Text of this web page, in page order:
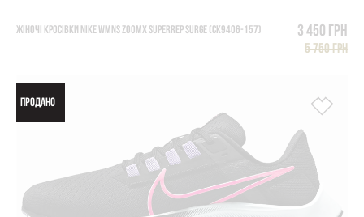
ЖІНОЧІ КРОСІВКИ NIKE WMNS ZOOMX SUPERREP SURGE (CK9406-157) 3 450 грн
5 750 грн
ПРОДАНО